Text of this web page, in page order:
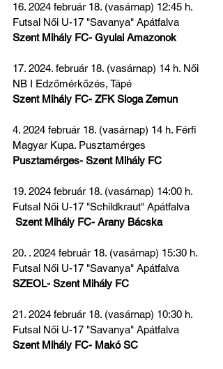
16. 2024 február 18. (vasárnap) 12:45 h.
Futsal Női U-17 "Savanya" Apátfalva
Szent Mihály FC- Gyulai Amazonok
17. 2024. február 18. (vasárnap) 14 h. Női
NB I Edzőmérkőzés, Tápé
Szent Mihály FC- ZFK Sloga Zemun
4. 2024 február 18. (vasárnap) 14 h. Férfi
Magyar Kupa. Pusztamérges
Pusztamérges- Szent Mihály FC
19. 2024 február 18. (vasárnap) 14:00 h.
Futsal Női U-17 "Schildkraut" Apátfalva
Szent Mihály FC- Arany Bácska
20. . 2024 február 18. (vasárnap) 15:30 h.
Futsal Női U-17 "Savanya" Apátfalva
SZEOL- Szent Mihály FC
21. 2024 február 18. (vasárnap) 10:30 h.
Futsal Női U-17 "Savanya" Apátfalva
Szent Mihály FC- Makó SC